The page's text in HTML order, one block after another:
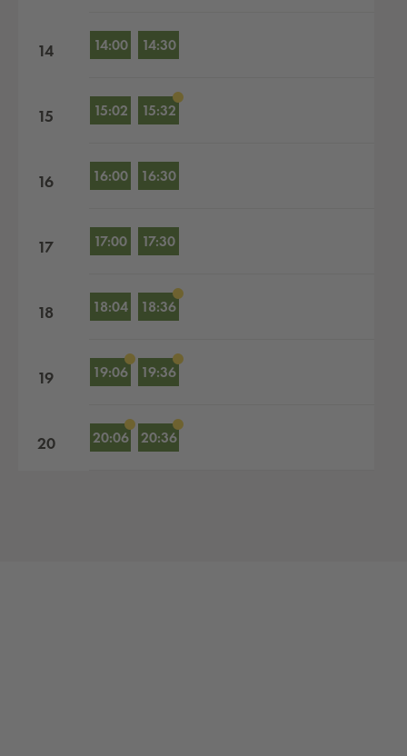
14 14:00 14:30
15 15:02 15:32
16 16:00 16:30
17 17:00 17:30
18 18:04 18:36
19 19:06 19:36
20 20:06 20:36